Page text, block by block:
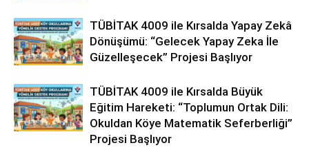
TÜBİTAK 4009 ile Kırsalda Yapay Zekâ
Dönüşümü: “Gelecek Yapay Zeka İle
Güzelleşecek” Projesi Başlıyor
TÜBİTAK 4009 ile Kırsalda Büyük
Eğitim Hareketi: “Toplumun Ortak Dili:
Okuldan Köye Matematik Seferberliği”
Projesi Başlıyor